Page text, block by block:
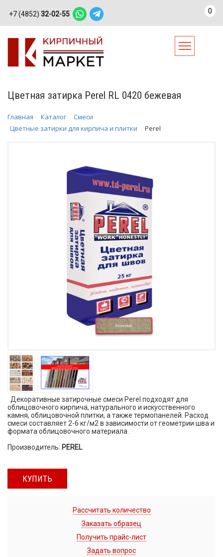
+7 (4852) 32-02-55 0
Цветная затирка Perel RL 0420 бежевая
Главная Каталог
Смеси
Цветные затирки для кирпича и плитки
Perel
Декоративные затирочные смеси Perel подходят для
облицовочного кирпича, натурального и искусственного
камня, облицовочной плитки, а также термопанелей. Расход
смеси составляет 2-6 кг/м2 в зависимости от геометрии шва и
формата облицовочного материала.
Производитель: PEREL
КУПИТЬ
Рассчитать количество
Заказать образец
Получить прайс-лист
Задать вопрос